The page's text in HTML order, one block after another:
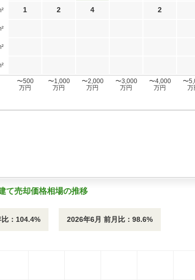
1 2 4 2
〜500
万円
〜1,000
万円
〜2,000
万円
〜3,000
万円
〜4,000
万円
〜
万
て売却価格相場の推移
：104.4% 2026年6月 前月比：98.6%